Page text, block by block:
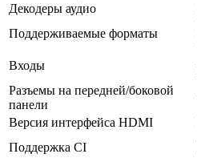
Декодеры аудио
Поддерживаемые форматы
Входы
Разъемы на передней/боковой
панели
Версия интерфейса HDMI
Поддержка CI